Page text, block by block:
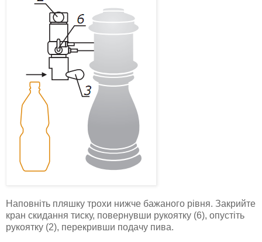
Наповніть пляшку трохи нижче бажаного рівня. Закрийте
кран скидання тиску, повернувши рукоятку (6), опустіть
рукоятку (2), перекривши подачу пива.